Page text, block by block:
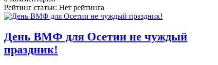
Рейтинг статьи: Нет рейтинга
День ВМФ для Осетии не чуждый
праздник!